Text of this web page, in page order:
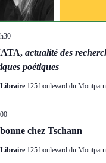
actualité des
poétiques
125 boulevard du
chez Tschann
125 boulevard du